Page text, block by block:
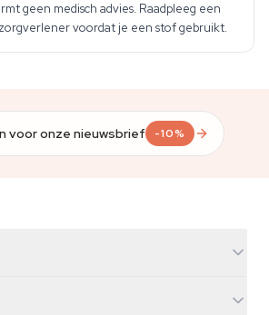
geen medisch advies. Raadpleeg een
voordat je een stof gebruikt.
voor onze nieuwsbrief -10%